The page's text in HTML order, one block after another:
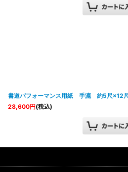
書道パフォーマンス用紙 手漉 約5尺×12
28,600円(税込)